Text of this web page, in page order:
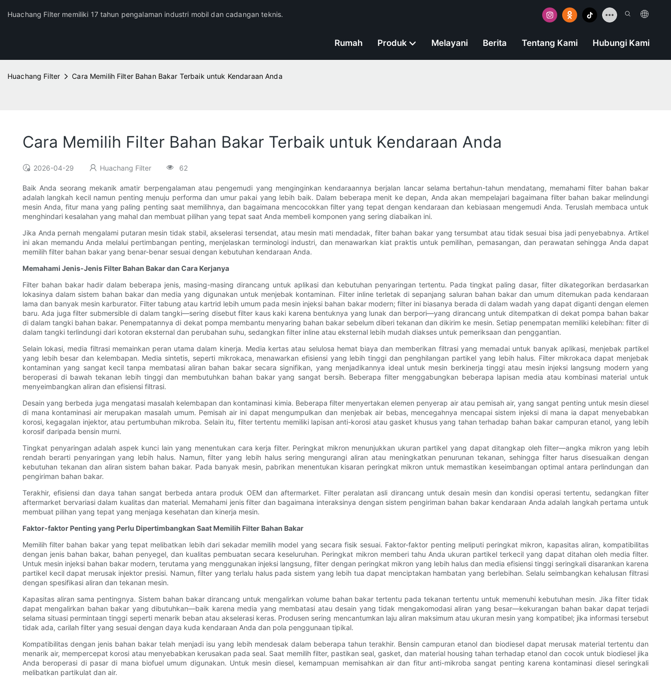
Huachang Filter memiliki 17 tahun pengalaman industri mobil dan cadangan teknis.
Rumah Produk Melayani Berita Tentang Kami Hubungi Kami
Huachang Filter Cara Memilih Filter Bahan Bakar Terbaik untuk Kendaraan Anda
Cara Memilih Filter Bahan Bakar Terbaik untuk Kendaraan Anda
2026-04-29 Huachang Filter 62
Baik Anda seorang mekanik amatir berpengalaman atau pengemudi yang menginginkan kendaraannya berjalan lancar selama bertahun-tahun mendatang, memahami filter bahan bakar
adalah langkah kecil namun penting menuju performa dan umur pakai yang lebih baik. Dalam beberapa menit ke depan, Anda akan mempelajari bagaimana filter bahan bakar melindungi
mesin Anda, fitur mana yang paling penting saat memilihnya, dan bagaimana mencocokkan filter yang tepat dengan kendaraan dan kebiasaan mengemudi Anda. Teruslah membaca untuk
menghindari kesalahan yang mahal dan membuat pilihan yang tepat saat Anda membeli komponen yang sering diabaikan ini.
Jika Anda pernah mengalami putaran mesin tidak stabil, akselerasi tersendat, atau mesin mati mendadak, filter bahan bakar yang tersumbat atau tidak sesuai bisa jadi penyebabnya. Artikel
ini akan memandu Anda melalui pertimbangan penting, menjelaskan terminologi industri, dan menawarkan kiat praktis untuk pemilihan, pemasangan, dan perawatan sehingga Anda dapat
memilih filter bahan bakar yang benar-benar sesuai dengan kebutuhan kendaraan Anda.
Memahami Jenis-Jenis Filter Bahan Bakar dan Cara Kerjanya
Filter bahan bakar hadir dalam beberapa jenis, masing-masing dirancang untuk aplikasi dan kebutuhan penyaringan tertentu. Pada tingkat paling dasar, filter dikategorikan berdasarkan
lokasinya dalam sistem bahan bakar dan media yang digunakan untuk menjebak kontaminan. Filter inline terletak di sepanjang saluran bahan bakar dan umum ditemukan pada kendaraan
lama dan banyak mesin karburator. Filter tabung atau kartrid lebih umum pada mesin injeksi bahan bakar modern; filter ini biasanya berada di dalam wadah yang dapat diganti dengan elemen
baru. Ada juga filter submersible di dalam tangki—sering disebut filter kaus kaki karena bentuknya yang lunak dan berpori—yang dirancang untuk ditempatkan di dekat pompa bahan bakar
di dalam tangki bahan bakar. Penempatannya di dekat pompa membantu menyaring bahan bakar sebelum diberi tekanan dan dikirim ke mesin. Setiap penempatan memiliki kelebihan: filter di
dalam tangki terlindungi dari kotoran eksternal dan perubahan suhu, sedangkan filter inline atau eksternal lebih mudah diakses untuk pemeriksaan dan penggantian.
Selain lokasi, media filtrasi memainkan peran utama dalam kinerja. Media kertas atau selulosa hemat biaya dan memberikan filtrasi yang memadai untuk banyak aplikasi, menjebak partikel
yang lebih besar dan kelembapan. Media sintetis, seperti mikrokaca, menawarkan efisiensi yang lebih tinggi dan penghilangan partikel yang lebih halus. Filter mikrokaca dapat menjebak
kontaminan yang sangat kecil tanpa membatasi aliran bahan bakar secara signifikan, yang menjadikannya ideal untuk mesin berkinerja tinggi atau mesin injeksi langsung modern yang
beroperasi di bawah tekanan lebih tinggi dan membutuhkan bahan bakar yang sangat bersih. Beberapa filter menggabungkan beberapa lapisan media atau kombinasi material untuk
menyeimbangkan aliran dan efisiensi filtrasi.
Desain yang berbeda juga mengatasi masalah kelembapan dan kontaminasi kimia. Beberapa filter menyertakan elemen penyerap air atau pemisah air, yang sangat penting untuk mesin diesel
di mana kontaminasi air merupakan masalah umum. Pemisah air ini dapat mengumpulkan dan menjebak air bebas, mencegahnya mencapai sistem injeksi di mana ia dapat menyebabkan
korosi, kegagalan injektor, atau pertumbuhan mikroba. Selain itu, filter tertentu memiliki lapisan anti-korosi atau gasket khusus yang tahan terhadap bahan bakar campuran etanol, yang lebih
korosif daripada bensin murni.
Tingkat penyaringan adalah aspek kunci lain yang menentukan cara kerja filter. Peringkat mikron menunjukkan ukuran partikel yang dapat ditangkap oleh filter—angka mikron yang lebih
rendah berarti penyaringan yang lebih halus. Namun, filter yang lebih halus sering mengurangi aliran atau meningkatkan penurunan tekanan, sehingga filter harus disesuaikan dengan
kebutuhan tekanan dan aliran sistem bahan bakar. Pada banyak mesin, pabrikan menentukan kisaran peringkat mikron untuk memastikan keseimbangan optimal antara perlindungan dan
pengiriman bahan bakar.
Terakhir, efisiensi dan daya tahan sangat berbeda antara produk OEM dan aftermarket. Filter peralatan asli dirancang untuk desain mesin dan kondisi operasi tertentu, sedangkan filter
aftermarket bervariasi dalam kualitas dan material. Memahami jenis filter dan bagaimana interaksinya dengan sistem pengiriman bahan bakar kendaraan Anda adalah langkah pertama untuk
membuat pilihan yang tepat yang menjaga kesehatan dan kinerja mesin.
Faktor-faktor Penting yang Perlu Dipertimbangkan Saat Memilih Filter Bahan Bakar
Memilih filter bahan bakar yang tepat melibatkan lebih dari sekadar memilih model yang secara fisik sesuai. Faktor-faktor penting meliputi peringkat mikron, kapasitas aliran, kompatibilitas
dengan jenis bahan bakar, bahan penyegel, dan kualitas pembuatan secara keseluruhan. Peringkat mikron memberi tahu Anda ukuran partikel terkecil yang dapat ditahan oleh media filter.
Untuk mesin injeksi bahan bakar modern, terutama yang menggunakan injeksi langsung, filter dengan peringkat mikron yang lebih halus dan media efisiensi tinggi seringkali disarankan karena
partikel kecil dapat merusak injektor presisi. Namun, filter yang terlalu halus pada sistem yang lebih tua dapat menciptakan hambatan yang berlebihan. Selalu seimbangkan kehalusan filtrasi
dengan spesifikasi aliran dan tekanan mesin.
Kapasitas aliran sama pentingnya. Sistem bahan bakar dirancang untuk mengalirkan volume bahan bakar tertentu pada tekanan tertentu untuk memenuhi kebutuhan mesin. Jika filter tidak
dapat mengalirkan bahan bakar yang dibutuhkan—baik karena media yang membatasi atau desain yang tidak mengakomodasi aliran yang besar—kekurangan bahan bakar dapat terjadi
selama situasi permintaan tinggi seperti menarik beban atau akselerasi keras. Produsen sering mencantumkan laju aliran maksimum atau ukuran mesin yang kompatibel; jika informasi tersebut
tidak ada, carilah filter yang sesuai dengan daya kuda kendaraan Anda dan pola penggunaan tipikal.
Kompatibilitas dengan jenis bahan bakar telah menjadi isu yang lebih mendesak dalam beberapa tahun terakhir. Bensin campuran etanol dan biodiesel dapat merusak material tertentu dan
menarik air, mempercepat korosi atau menyebabkan kerusakan pada seal. Saat memilih filter, pastikan seal, gasket, dan material housing tahan terhadap etanol dan cocok untuk biodiesel jika
Anda beroperasi di pasar di mana biofuel umum digunakan. Untuk mesin diesel, kemampuan memisahkan air dan fitur anti-mikroba sangat penting karena kontaminasi diesel seringkali
melibatkan partikulat dan air.